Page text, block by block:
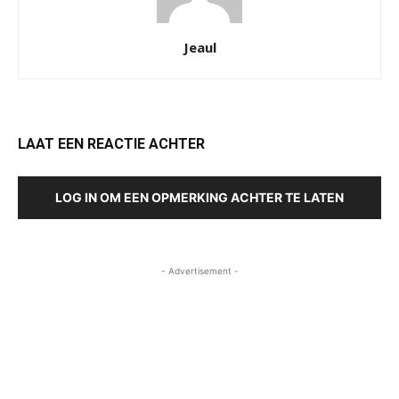
Jeaul
LAAT EEN REACTIE ACHTER
LOG IN OM EEN OPMERKING ACHTER TE LATEN
- Advertisement -